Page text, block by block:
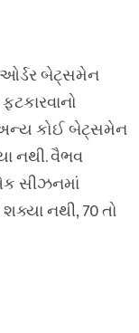
ઓર્ડર બેટ્સમેન
અન્ય કોઈ બેટ્સમેન
નથી. વૈભવ
સીઝનમાં
નથી, 70 તો